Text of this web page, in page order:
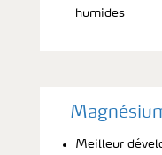
humides
Meilleur